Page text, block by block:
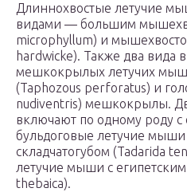
Длиннохвостые летучие
видами — большим
microphyllum) и
hardwicke). Также два вида
мешкокрылых летучих
(Taphozous perforatus) и
nudiventris) мешкокрылы.
включают по одному роду
бульдоговые летучие
складчатогубом (Tadarida
летучие мыши с
thebaica).